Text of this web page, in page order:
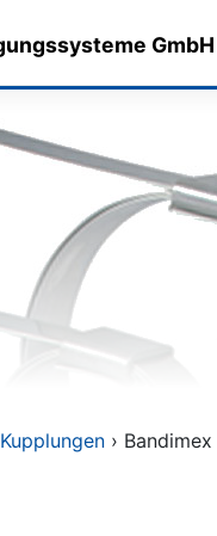
Kupplungen ›